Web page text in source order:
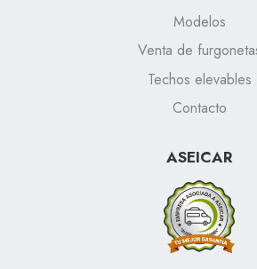
Modelos
Venta de
Techos elevables
Contacto
ASEICAR